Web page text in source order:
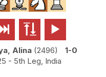
  
Alina 2496
1-0
- 5th Leg, India